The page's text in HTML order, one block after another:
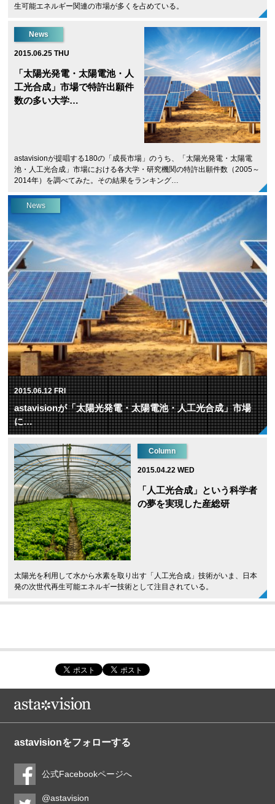
生可能エネルギー関連の市場が多くを占めている。
News
2015.06.25 THU
「太陽光発電・太陽電池・人
工光合成」市場で特許出願件
数の多い大学…
astavisionが提唱する180の「成長市場」のうち、「太陽光発電・太陽電
池・人工光合成」市場における各大学・研究機関の特許出願件数（2005～
2014年）を調べてみた。その結果をランキング…
News
2015.06.12 FRI
astavisionが「太陽光発電・太陽電池・人工光合成」市場
に…
Column
2015.04.22 WED
「人工光合成」という科学者
の夢を実現した産総研
太陽光を利用して水から水素を取り出す「人工光合成」技術がいま、日本
発の次世代再生可能エネルギー技術として注目されている。
astavisionをフォローする
公式Facebookページへ
@astavision